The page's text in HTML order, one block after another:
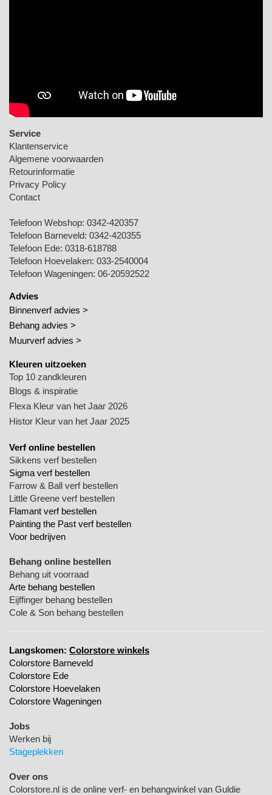
Service
Klantenservice
Algemene voorwaarden
Retourinformatie
Privacy Policy
Contact
Telefoon Webshop: 0342-420357
Telefoon Barneveld: 0342-420355
Telefoon Ede: 0318-618788
Telefoon Hoevelaken: 033-2540004
Telefoon Wageningen: 06-20592522
Advies
Binnenverf advies >
Behang advies >
Muurverf advies >
Kleuren uitzoeken
Top 10 zandkleuren
Blogs & inspiratie
Flexa Kleur van het Jaar 2026
Histor Kleur van het Jaar 2025
Verf online bestellen
Sikkens verf bestellen
Sigma verf bestellen
Farrow & Ball verf bestellen
Little Greene verf bestellen
Flamant verf bestellen
Painting the Past verf bestellen
Voor bedrijven
Behang online bestellen
Behang uit voorraad
Arte behang bestellen
Eijffinger behang bestellen
Cole & Son behang bestellen
Langskomen: Colorstore winkels
Colorstore Barneveld
Colorstore Ede
Colorstore Hoevelaken
Colorstore Wageningen
Jobs
Werken bij
Stageplekken
Over ons
Colorstore.nl is de online verf- en behangwinkel van Guldie